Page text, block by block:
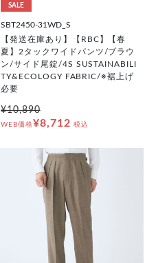
SALE
SBT2450-31WD_S
【発送在庫あり】【RBC】【春
夏】2タックワイドパンツ/ブラウ
ン/サイド尾錠/4S SUSTAINABILI
TY&ECOLOGY FABRIC/※裾上げ
必要
¥10,890
WEB価格¥8,712 税込